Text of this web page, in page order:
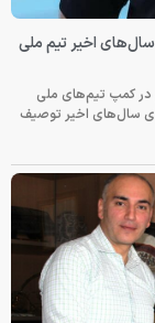
اخیر تیم ملی
در کمپ تیم‌های ملی
سال‌های اخیر توصیف